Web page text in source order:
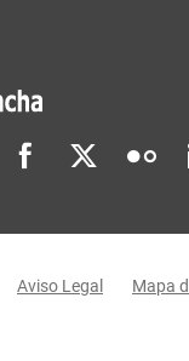
JCCM
Aviso Legal Mapa